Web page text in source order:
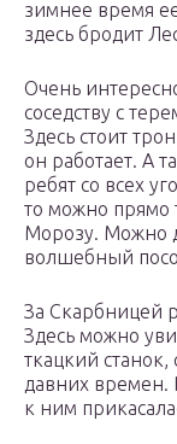
зимнее время
здесь бродит
Очень
соседству с
Здесь стоит
он работает. А
ребят со всех
то можно прямо
Морозу. Можно
волшебный
За Скарбницей
Здесь можно
ткацкий
давних времен.
к ним